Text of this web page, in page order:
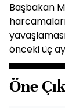
Başbakan
önceki üç
Öne